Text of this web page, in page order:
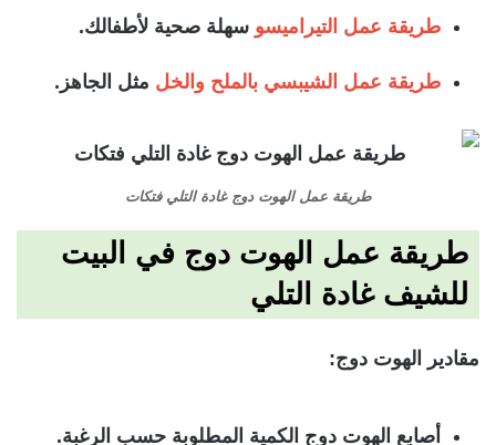
طريقة عمل التيراميسو سهلة صحية لأطفالك.
طريقة عمل الشيبسي بالملح والخل مثل الجاهز.
طريقة عمل الهوت دوج غادة التلي فتكات
طريقة عمل الهوت دوج في البيت
للشيف غادة التلي
مقادير الهوت دوج:
أصابع الهوت دوج الكمية المطلوبة حسب الرغبة.